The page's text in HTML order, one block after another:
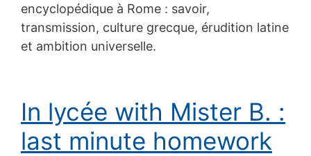
encyclopédique à Rome : savoir,
transmission, culture grecque, érudition latine
et ambition universelle.
In lycée with Mister B. :
last minute homework